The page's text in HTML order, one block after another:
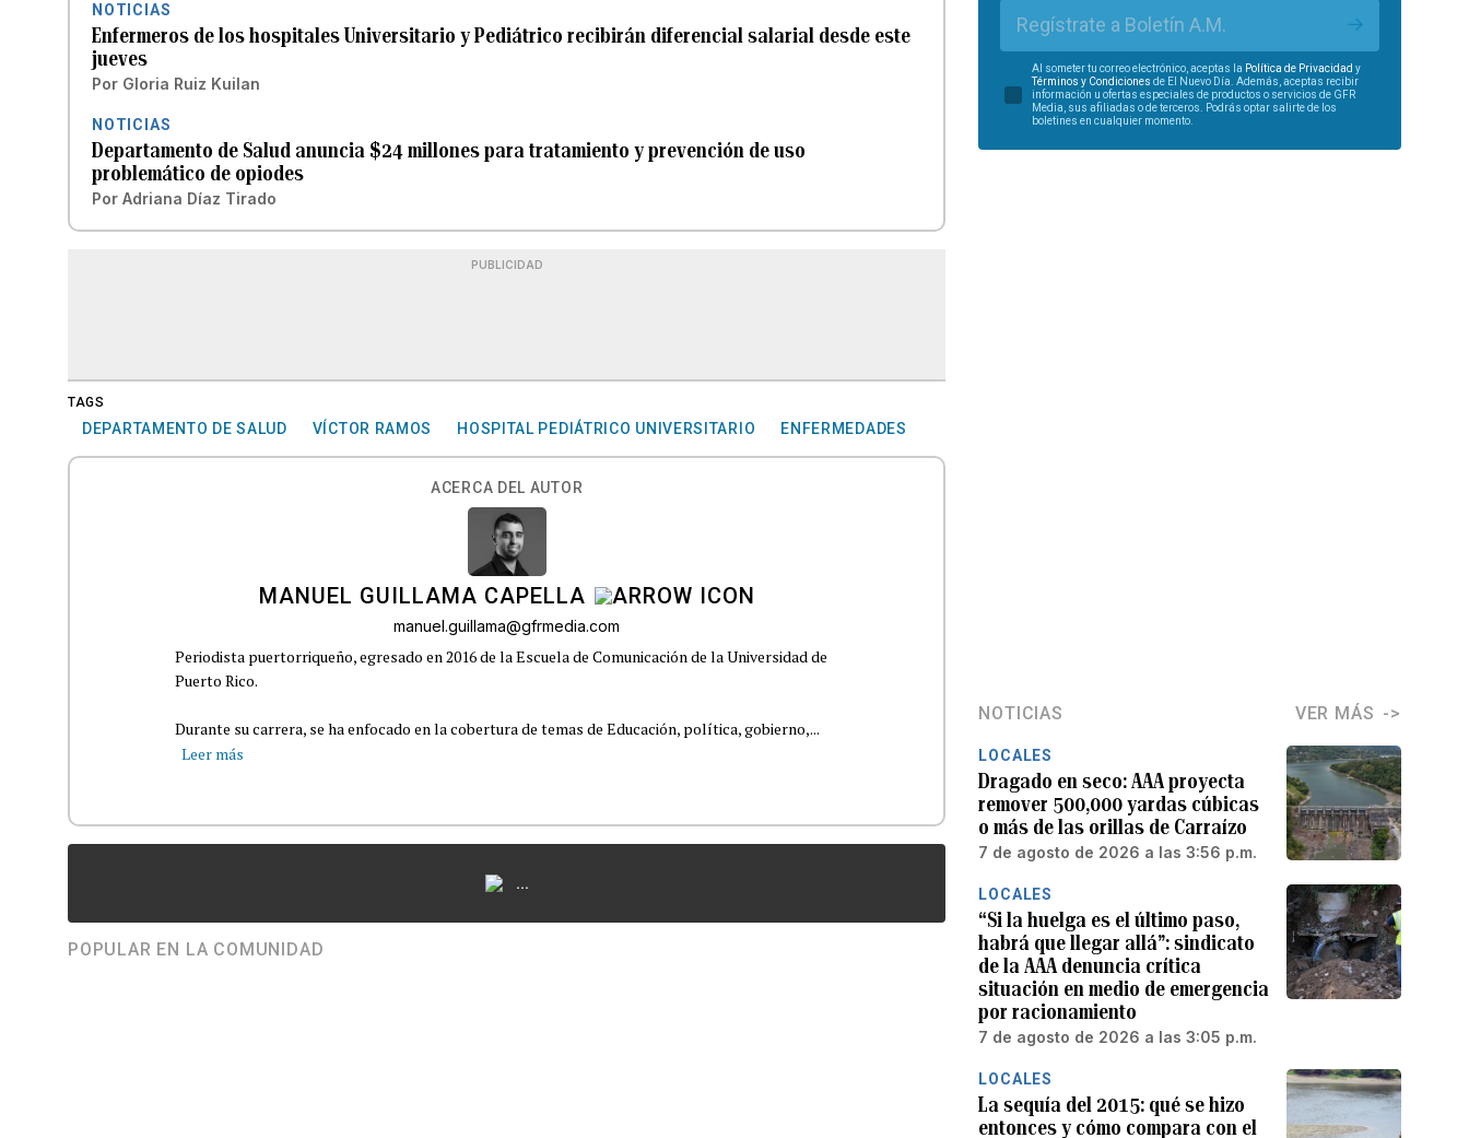
NOTICIAS
Enfermeros de los hospitales Universitario y Pediátrico recibirán diferencial salarial desde este
jueves
Por Gloria Ruiz Kuilan
NOTICIAS
Departamento de Salud anuncia $24 millones para tratamiento y prevención de uso
problemático de opiodes
Por Adriana Díaz Tirado
PUBLICIDAD
TAGS
DEPARTAMENTO DE SALUD VÍCTOR RAMOS HOSPITAL PEDIÁTRICO UNIVERSITARIO ENFERMEDADES
ACERCA DEL AUTOR
MANUEL GUILLAMA CAPELLA
manuel.guillama@gfrmedia.com
Periodista puertorriqueño, egresado en 2016 de la Escuela de Comunicación de la Universidad de
Puerto Rico.
Durante su carrera, se ha enfocado en la cobertura de temas de Educación, política, gobierno,...
Leer más
...
POPULAR EN LA COMUNIDAD
Regístrate a Boletín A.M.
Al someter tu correo electrónico, aceptas la Política de Privacidad y
Términos y Condiciones de El Nuevo Día. Además, aceptas recibir
información u ofertas especiales de productos o servicios de GFR
Media, sus afiliadas o de terceros. Podrás optar salirte de los
boletines en cualquier momento.
NOTICIAS VER MÁS
LOCALES
Dragado en seco: AAA proyecta
remover 500,000 yardas cúbicas
o más de las orillas de Carraízo
7 de agosto de 2026 a las 3:56 p.m.
LOCALES
“Si la huelga es el último paso,
habrá que llegar allá”: sindicato
de la AAA denuncia crítica
situación en medio de emergencia
por racionamiento
7 de agosto de 2026 a las 3:05 p.m.
LOCALES
La sequía del 2015: qué se hizo
entonces y cómo compara con el